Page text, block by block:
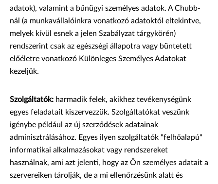
adatok), valamint a bűnügyi személyes adatok. A Chubb-
nál (a munkavállalóinkra vonatkozó adatoktól eltekintve,
melyek kívül esnek a jelen Szabályzat tárgykörén)
rendszerint csak az egészségi állapotra vagy büntetett
előéletre vonatkozó Különleges Személyes Adatokat
kezeljük.
Szolgáltatók: harmadik felek, akikhez tevékenységünk
egyes feladatait kiszervezzük. Szolgáltatókat veszünk
igénybe például az új szerződések adatainak
adminisztrálásához. Egyes ilyen szolgáltatók "felhőalapú"
informatikai alkalmazásokat vagy rendszereket
használnak, ami azt jelenti, hogy az Ön személyes adatait a
szervereiken tárolják, de a mi ellenőrzésünk alatt és